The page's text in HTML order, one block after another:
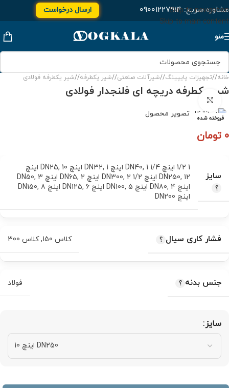
Skip to navigation
Skip to main content
مشاوره سریع:۰۹۰۰۱۲۲۷۹۱۴ ارسال درخواست
منو
خانه/ تجهیزات پایپینگ/ شیرآلات صنعتی/ شیر یکطرفه/ شیر یکطرفه فولادی
شیر یكطرفه دریچه ای فلنجدار فولادی
فروخته شده
برای بزرگنمایی کلیک کنید
0 تومان
سایز
1 1/2 اینچ DN40 , 1 1/4 اینچ DN32 , 1 اینچ DN25 ,
10 اینچ
DN250, 12 اینچ DN300 , 2 1/2 اینچ DN65 , 2 اینچ DN50 , 3
اینچ DN80
, 4 اینچ DN100 , 5 اینچ DN125 , 6 اینچ DN150 , 8
اینچ DN200
فشار کاری سیال کلاس 150 ,کلاس 300
جنس بدنه فولاد
سایز